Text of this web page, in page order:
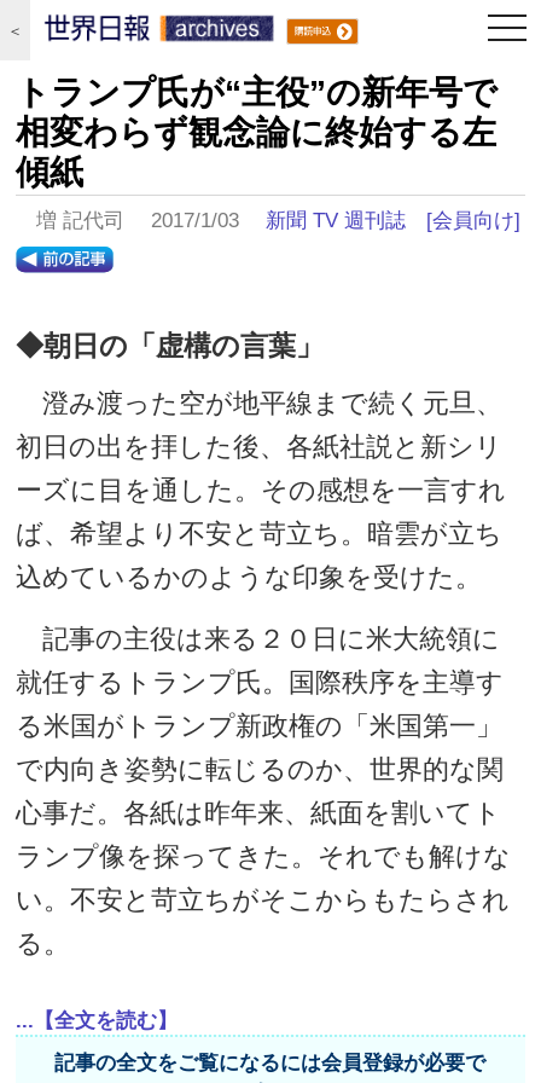
＜
トランプ氏が“主役”の新年号で
相変わらず観念論に終始する左
傾紙
増 記代司 2017/1/03 新聞 TV 週刊誌 [会員向け]
◆朝日の「虚構の言葉」
澄み渡った空が地平線まで続く元旦、
初日の出を拝した後、各紙社説と新シリ
ーズに目を通した。その感想を一言すれ
ば、希望より不安と苛立ち。暗雲が立ち
込めているかのような印象を受けた。
記事の主役は来る２０日に米大統領に
就任するトランプ氏。国際秩序を主導す
る米国がトランプ新政権の「米国第一」
で内向き姿勢に転じるのか、世界的な関
心事だ。各紙は昨年来、紙面を割いてト
ランプ像を探ってきた。それでも解けな
い。不安と苛立ちがそこからもたらされ
る。
...【全文を読む】
記事の全文をご覧になるには会員登録が必要で